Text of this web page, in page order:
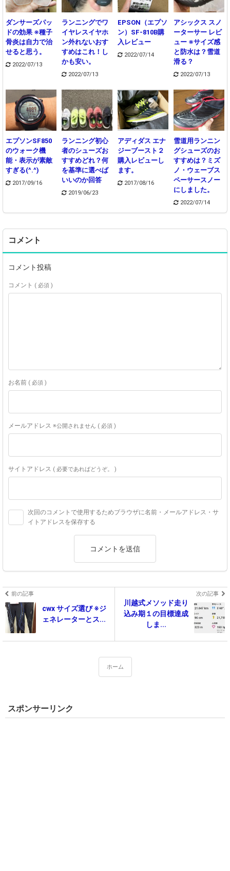
ダンサーズパッ
ドの効果 ※種子
骨炎は自力で治
せると思う。
2022/07/13
ランニングでワ
イヤレスイヤホ
ン外れないおす
すめはこれ！し
かも安い。
2022/07/13
EPSON（エプソ
ン）SF-810B購
入レビュー
2022/07/14
アシックス スノ
ーターサー レビ
ュー ※サイズ感
と防水は？雪道
滑る？
2022/07/13
エプソンSF850
のウォーク機
能・表示が素敵
すぎる(^.^)
2017/09/16
ランニング初心
者のシューズお
すすめどれ？何
を基準に選べば
いいのか回答
2019/06/23
アディダス エナ
ジーブースト２
購入レビューし
ます。
2017/08/16
雪道用ランニン
グシューズのお
すすめは？ミズ
ノ・ウェーブス
ペーサースノー
にしました。
2022/07/14
コメント
コメント投稿
コメント ( 必須 )
お名前 ( 必須 )
メールアドレス ※公開されません ( 必須 )
サイトアドレス ( 必要であればどうぞ。 )
次回のコメントで使用するためブラウザに名前・メールアドレス・サ
イトアドレスを保存する
前の記事
cwx サイズ選び ※ジ
ェネレーターとス...
次の記事
川越式メソッド走り
込み期１の目標達成
しま...
ホーム
スポンサーリンク